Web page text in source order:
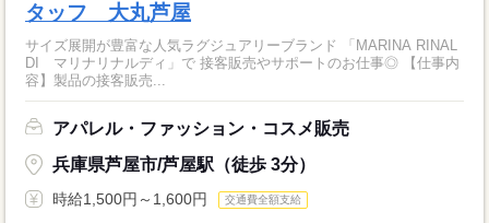
タッフ 大丸芦屋
サイズ展開が豊富な人気ラグジュアリーブランド 「MARINA RINAL
DI マリナリナルディ」で 接客販売やサポートのお仕事◎ 【仕事内
容】製品の接客販売...
アパレル・ファッション・コスメ販売
兵庫県芦屋市/芦屋駅（徒歩 3分）
時給1,500円～1,600円 交通費全額支給